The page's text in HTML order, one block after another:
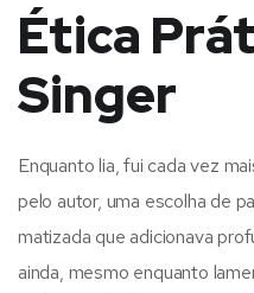
Ética
Singer
Enquanto lia, fui cada vez
pelo autor, uma escolha de
matizada que adicionava
ainda, mesmo enquanto